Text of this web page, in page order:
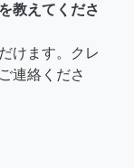
教えてくださ
けます。クレ
連絡くださ